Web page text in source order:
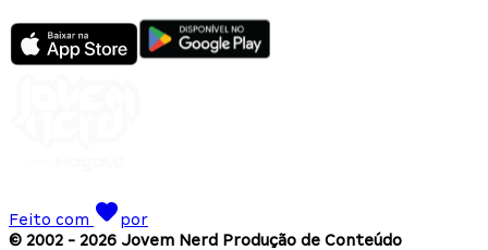
Feito com
por
© 2002 - 2026 Jovem Nerd Produção de Conteúdo